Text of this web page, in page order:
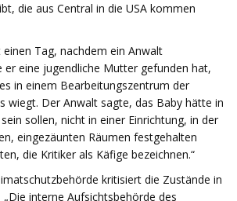
die aus Central in die USA kommen
Tag, nachdem ein Anwalt
er eine jugendliche Mutter gefunden hat,
in einem Bearbeitungszentrum der
wiegt. Der Anwalt sagte, das Baby hätte in
sollen, nicht in einer Einrichtung, in der
eingezäunten Räumen festgehalten
die Kritiker als Käfige bezeichnen.“
kritisiert die Zustände in
„Die interne Aufsichtsbehörde des